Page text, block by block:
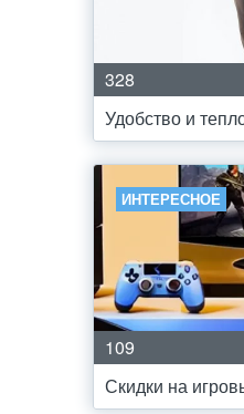
328
Удобство и
ИНТЕРЕСНОЕ
109
Скидки на